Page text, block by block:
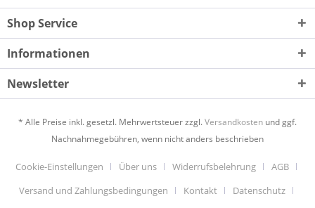
Shop Service
Informationen
Newsletter
* Alle Preise inkl. gesetzl. Mehrwertsteuer zzgl.Versandkosten und ggf.
Nachnahmegebühren, wenn nicht anders beschrieben
Cookie-Einstellungen Über uns Widerrufsbelehrung
AGB
Versand und Zahlungsbedingungen
Kontakt Datenschutz